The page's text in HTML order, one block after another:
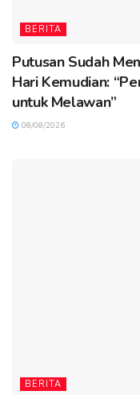
BERITA
Putusan Sudah
Hari Kemudian:
untuk Melawan”
08/08/2026
BERITA